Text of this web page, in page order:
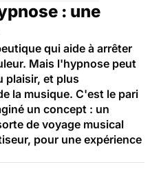
: une
qui aide à arrêter
Mais l'hypnose peut
plaisir, et plus
la musique. C'est le pari
un concept : un
de voyage musical
pour une expérience